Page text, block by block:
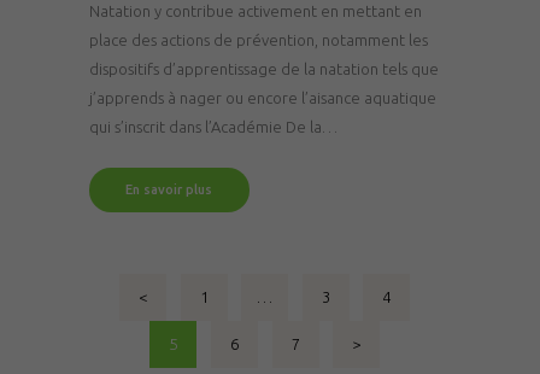
Natation y contribue activement en mettant en
place des actions de prévention, notamment les
dispositifs d’apprentissage de la natation tels que
j’apprends à nager ou encore l’aisance aquatique
qui s’inscrit dans l’Académie De la…
En savoir plus
Pagination
publications
< PAGE
1 PAGE
3 PAGE
4
PAGE
5 PAGE
6 PAGE
7 >